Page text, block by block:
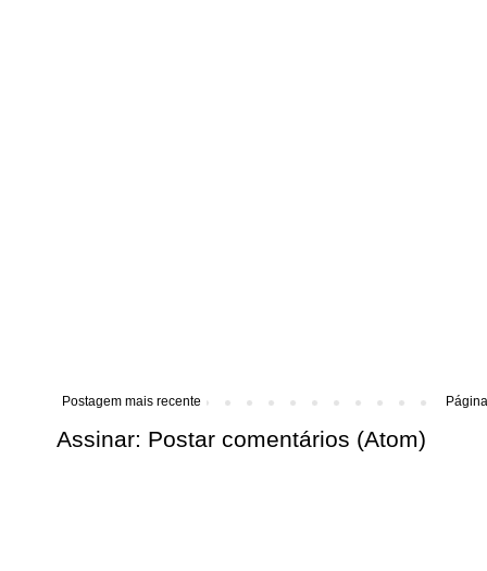
Postagem mais recente
Assinar: Postar comentários (Atom)